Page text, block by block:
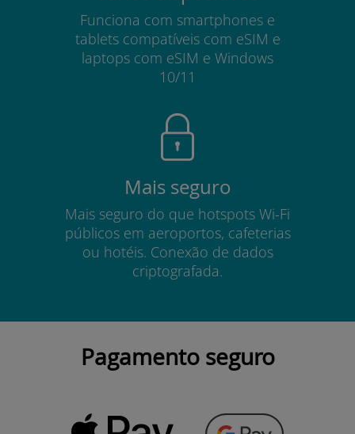
Funciona com smartphones e
tablets compatíveis com eSIM e
laptops com eSIM e Windows
10/11
Mais seguro
Mais seguro do que hotspots Wi-Fi
públicos em aeroportos, cafeterias
ou hotéis. Conexão de dados
criptografada.
Pagamento seguro